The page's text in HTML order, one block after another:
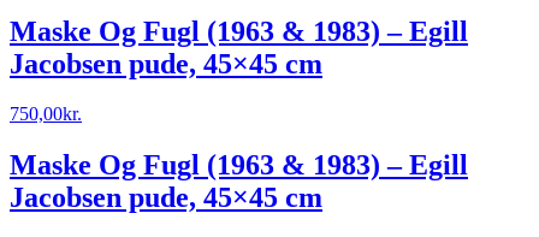
Maske Og Fugl (1963 & 1983) – Egill
Jacobsen pude, 45×45 cm
750,00kr.
Maske Og Fugl (1963 & 1983) – Egill
Jacobsen pude, 45×45 cm